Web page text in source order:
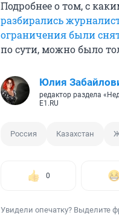
Подробнее о том, с
разбирались
ограничения были
по сути, можно было
Юлия
редактор раздела
E1.RU
Россия Казахстан
0
Увидели опечатку? Выделите